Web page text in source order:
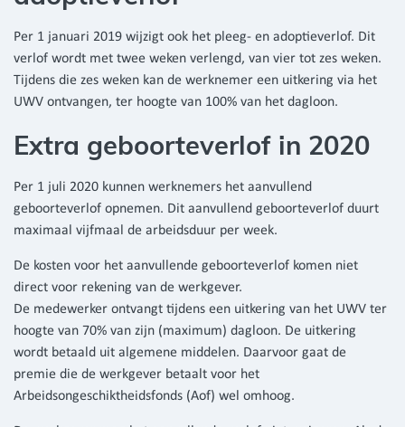
Per 1 januari 2019 wijzigt ook het pleeg- en adoptieverlof. Dit
verlof wordt met twee weken verlengd, van vier tot zes weken.
Tijdens die zes weken kan de werknemer een uitkering via het
UWV ontvangen, ter hoogte van 100% van het dagloon.
Extra geboorteverlof in 2020
Per 1 juli 2020 kunnen werknemers het aanvullend
geboorteverlof opnemen. Dit aanvullend geboorteverlof duurt
maximaal vijfmaal de arbeidsduur per week.
De kosten voor het aanvullende geboorteverlof komen niet
direct voor rekening van de werkgever.
De medewerker ontvangt tijdens een uitkering van het UWV ter
hoogte van 70% van zijn (maximum) dagloon. De uitkering
wordt betaald uit algemene middelen. Daarvoor gaat de
premie die de werkgever betaalt voor het
Arbeidsongeschiktheidsfonds (Aof) wel omhoog.